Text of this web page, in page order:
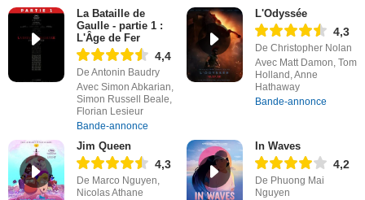
La Bataille de
Gaulle - partie 1 :
L'Âge de Fer
4,4
De Antonin Baudry
Avec Simon Abkarian,
Simon Russell Beale,
Florian Lesieur
Bande-annonce
L'Odyssée
4,3
De Christopher Nolan
Avec Matt Damon, Tom
Holland, Anne
Hathaway
Bande-annonce
Jim Queen
4,3
De Marco Nguyen,
Nicolas Athane
In Waves
4,2
De Phuong Mai
Nguyen